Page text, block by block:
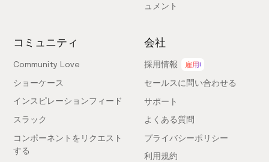
ュメント
コミュニティ
Community Love
ショーケース
インスピレーションフィード
スラック
コンポーネントをリクエスト
する
会社
採用情報 雇用!
セールスに問い合わせる
サポート
よくある質問
プライバシーポリシー
利用規約